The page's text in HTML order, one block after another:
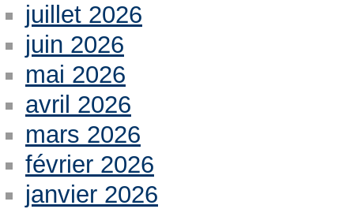
juillet 2026
juin 2026
mai 2026
avril 2026
mars 2026
février 2026
janvier 2026